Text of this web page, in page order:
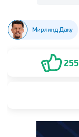
Мирлинд Даку
ФК Рубин (Казань) 255